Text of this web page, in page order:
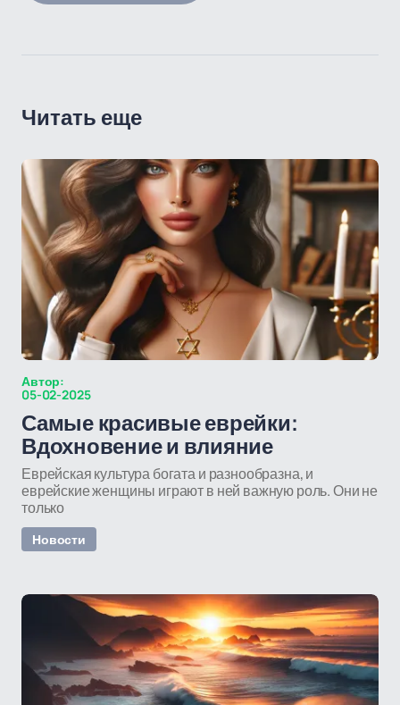
Читать еще
Автор:
05-02-2025
Самые красивые еврейки:
Вдохновение и влияние
Еврейская культура богата и разнообразна, и
еврейские женщины играют в ней важную роль. Они не
только
Новости